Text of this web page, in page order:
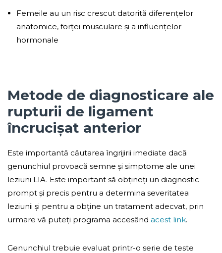
Femeile au un risc crescut datorită diferențelor
anatomice, forței musculare și a influențelor
hormonale
Metode de diagnosticare ale
rupturii de ligament
încrucișat anterior
Este importantă căutarea îngrijirii imediate dacă
genunchiul provoacă semne și simptome ale unei
leziuni LIA. Este important să obțineți un diagnostic
prompt și precis pentru a determina severitatea
leziunii și pentru a obține un tratament adecvat, prin
urmare vă puteți programa accesând acest link.
Genunchiul trebuie evaluat printr-o serie de teste